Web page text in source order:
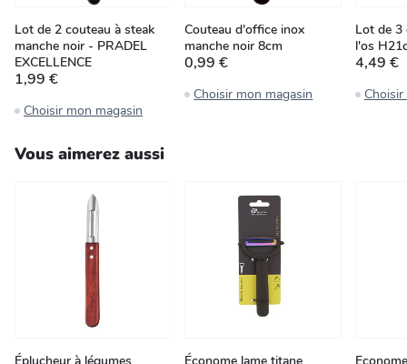
Lot de 2 couteau à steak
manche noir - PRADEL
EXCELLENCE
1,99 €
Choisir mon magasin
Couteau d'office inox
manche noir 8cm
0,99 €
Choisir mon magasin
Lot de 3
l'os
4,49 €
Vous aimerez aussi